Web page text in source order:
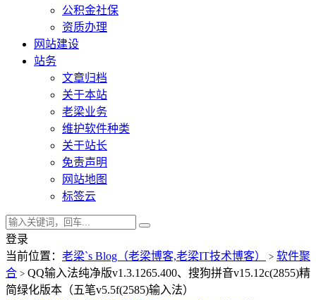
公积金社保
资质办理
网站建设
站务
文章归档
关于本站
老梁业务
维护软件种类
关于站长
免责声明
网站地图
标签云
登录
当前位置： 老梁`s Blog（老梁博客,老梁IT技术博客） > 软件聚
合 > QQ输入法纯净版v1.3.1265.400、搜狗拼音v15.12c(2855)精
简绿化版本（五笔v5.5f(2585)输入法）